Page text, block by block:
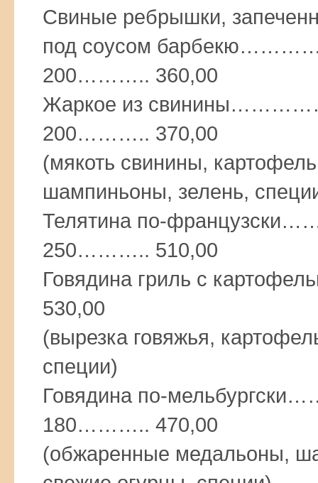
Свиные ребрышки,
под соусом
200……….. 360,00
Жаркое из
200……….. 370,00
(мякоть свинины,
шампиньоны, зелень,
Телятина по-
250……….. 510,00
Говядина гриль с
530,00
(вырезка говяжья,
специи)
Говядина по-
180……….. 470,00
(обжаренные медальоны,